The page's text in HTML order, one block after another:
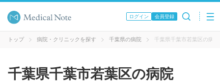
ログイン 会員登録
トップ 病院・クリニックを探す 千葉県の病院 千葉県千葉市若葉区の病院
千葉県千葉市若葉区の病院